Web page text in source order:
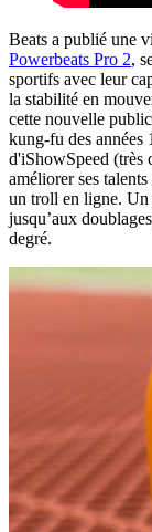
Beats a publié une
Powerbeats Pro 2,
sportifs avec leur
la stabilité en
cette nouvelle
kung-fu des années
d'iShowSpeed (très
améliorer ses
un troll en ligne.
jusqu’aux
degré.